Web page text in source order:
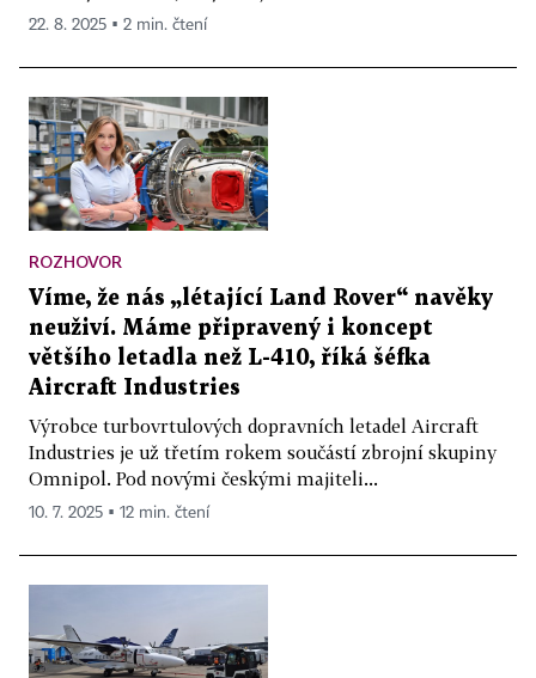
22. 8. 2025 ▪ 2 min. čtení
ROZHOVOR
Víme, že nás „létající Land Rover“ navěky
neuživí. Máme připravený i koncept
většího letadla než L-410, říká šéfka
Aircraft Industries
Výrobce turbovrtulových dopravních letadel Aircraft
Industries je už třetím rokem součástí zbrojní skupiny
Omnipol. Pod novými českými majiteli...
10. 7. 2025 ▪ 12 min. čtení